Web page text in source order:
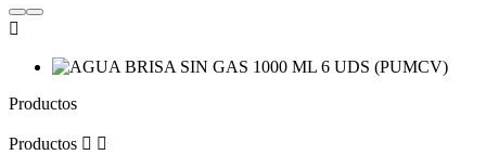

Productos
Productos  